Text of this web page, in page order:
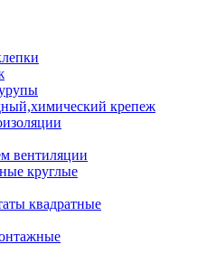
крепеж
вентиляции
круглые
квадратные